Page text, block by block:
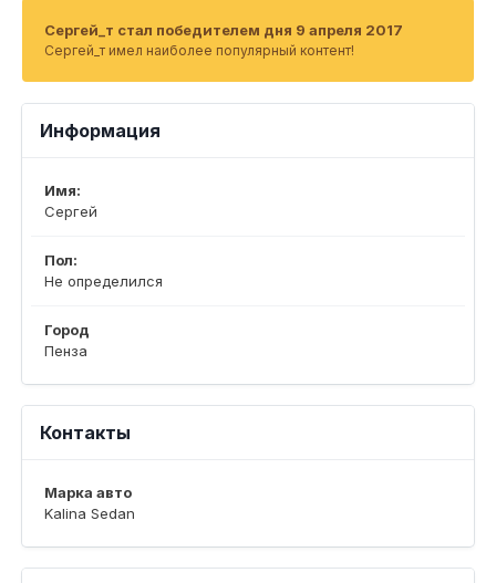
Сергей_т стал победителем дня 9 апреля 2017
Сергей_т имел наиболее популярный контент!
Информация
Имя:
Сергей
Пол:
Не определился
Город
Пенза
Контакты
Марка авто
Kalina Sedan